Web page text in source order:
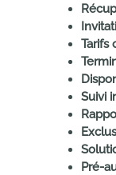
Tarifs
Suivi
Pré-